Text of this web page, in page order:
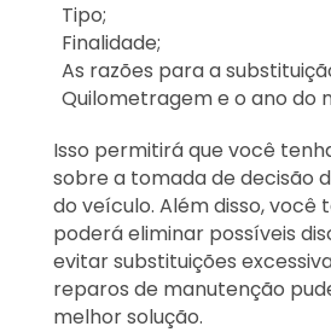
Tipo;
Finalidade;
As razões para a
Quilometragem e o ano do
Isso permitirá que você
sobre a tomada de decisão
do veículo. Além disso, você
poderá eliminar possíveis
evitar substituições
reparos de manutenção
melhor solução.